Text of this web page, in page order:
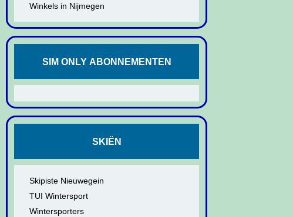
Winkels in Nijmegen
SIM ONLY ABONNEMENTEN
SKIËN
Skipiste Nieuwegein
TUI Wintersport
Wintersporters